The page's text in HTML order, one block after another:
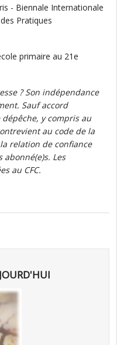
- Biennale Internationale
Pratiques
primaire au 21e
? Son indépendance
Sauf accord
y compris au
au code de la
relation de confiance
Les
au CFC.